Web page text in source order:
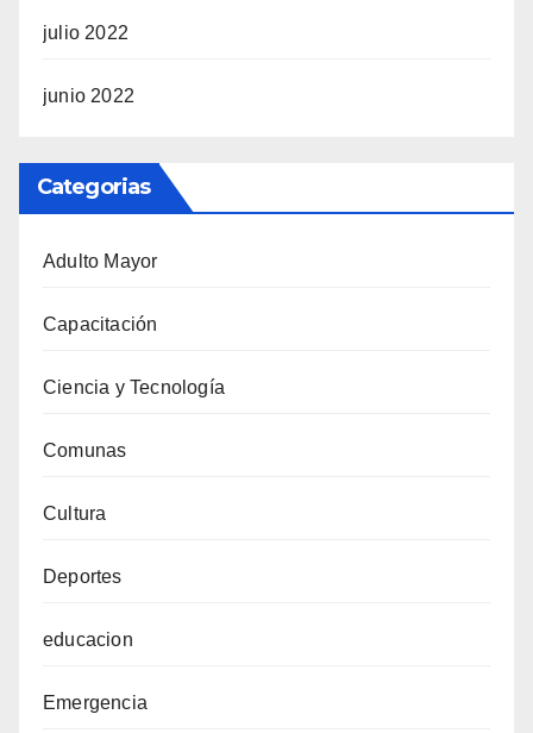
julio 2022
junio 2022
Categorias
Adulto Mayor
Capacitación
Ciencia y Tecnología
Comunas
Cultura
Deportes
educacion
Emergencia